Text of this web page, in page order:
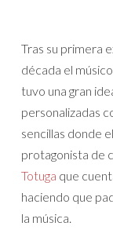
Tras su primera
década el
tuvo una gran
personalizadas
sencillas donde
protagonista de
Totuga que
haciendo que
la música.